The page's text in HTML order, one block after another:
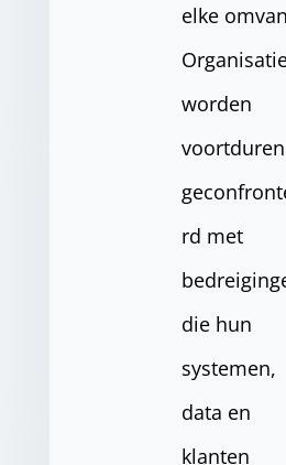
elke
worden
rd met
die hun
systemen,
data en
klanten